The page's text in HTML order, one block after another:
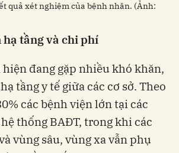
quả xét nghiệm của bệnh nhân. (Ảnh:
tầng và chi phí
đang gặp nhiều khó khăn,
tầng y tế giữa các cơ sở. Theo
các bệnh viện lớn tại các
thống BAĐT, trong khi các
vùng sâu, vùng xa vẫn phụ